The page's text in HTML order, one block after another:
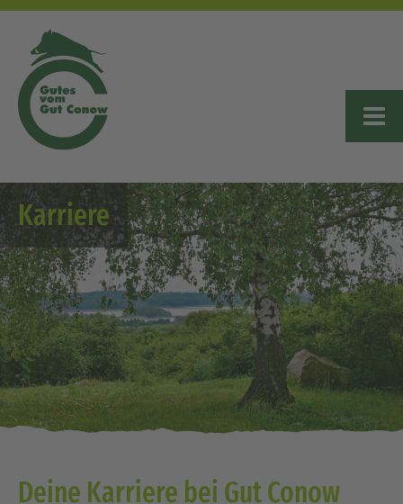
Karriere
Deine Karriere bei Gut Conow